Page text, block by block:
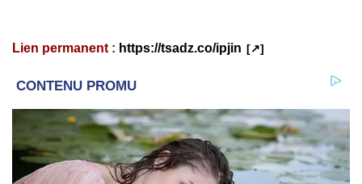
Lien permanent : https://tsadz.co/ipjin